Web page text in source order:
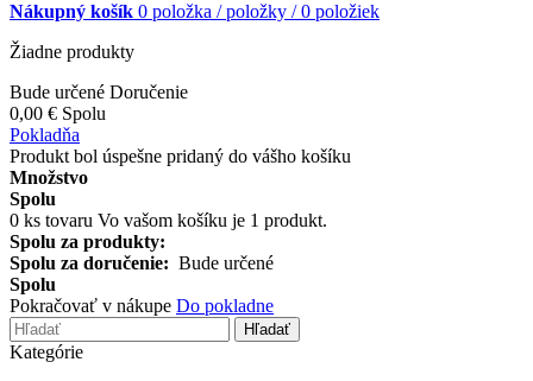
Nákupný košík 0 položka / položky / 0 položiek
Žiadne produkty
Bude určené Doručenie
0,00 € Spolu
Pokladňa
Produkt bol úspešne pridaný do vášho košíku
Množstvo
Spolu
0 ks tovaru Vo vašom košíku je 1 produkt.
Spolu za produkty:
Spolu za doručenie: Bude určené
Spolu
Pokračovať v nákupe Do pokladne
Hľadať
Kategórie